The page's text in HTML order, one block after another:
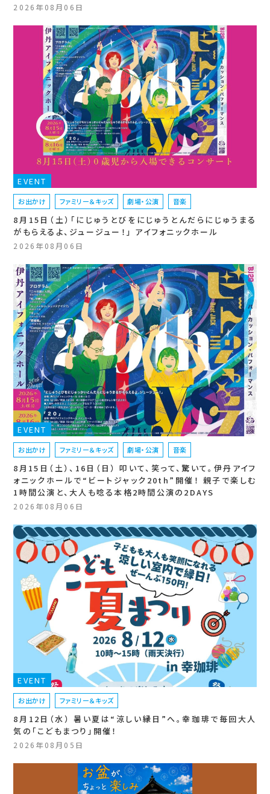
2026年08月06日
EVENT
お出かけ ファミリー＆キッズ 劇場・公演 音楽
8月15日（土）「にじゅうとびをにじゅうとんだらにじゅうまる
がもらえるよ、ジュージュー！」 アイフォニックホール
2026年08月06日
EVENT
お出かけ ファミリー＆キッズ 劇場・公演 音楽
8月15日（土）、16日（日） 叩いて、笑って、驚いて。伊丹アイフ
ォニックホールで“ビートジャック20th”開催！ 親子で楽しむ
1時間公演と、大人も唸る本格2時間公演の2DAYS
2026年08月06日
EVENT
お出かけ ファミリー＆キッズ
8月12日（水） 暑い夏は“涼しい縁日”へ。幸珈琲で毎回大人
気の「こどもまつり」開催！
2026年08月05日